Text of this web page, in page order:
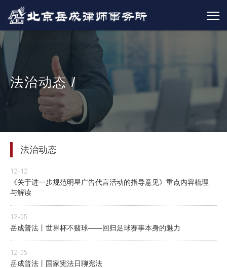
法治动态 /
法治动态
12-12
《关于进一步规范明星广告代言活动的指导意见》重点内容梳理
与解读
12-05
岳成普法丨世界杯不赌球——回归足球赛事本身的魅力
12-05
岳成普法丨国家宪法日聊宪法